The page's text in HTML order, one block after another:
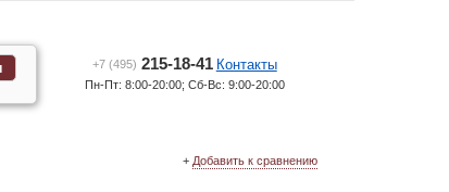
+7 (495) 215-18-41 Контакты
Пн-Пт: 8:00-20:00; Сб-Вс: 9:00-20:00
+ Добавить к сравнению